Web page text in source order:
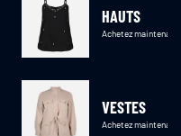
HAUTS
Achetez maintenant
VESTES
Achetez maintenant